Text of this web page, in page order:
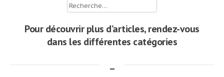
Rechercher :
Pour découvrir plus d’articles, rendez-vous
dans les différentes catégories